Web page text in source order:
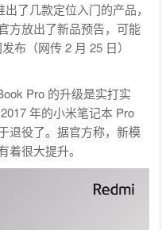
了几款定位入门的产品，
方放出了新品预告，可能
布（网传 2 月 25 日）
Pro 的升级是实打实
年的小米笔记本 Pro
退役了。据官方称，新模
很大提升。